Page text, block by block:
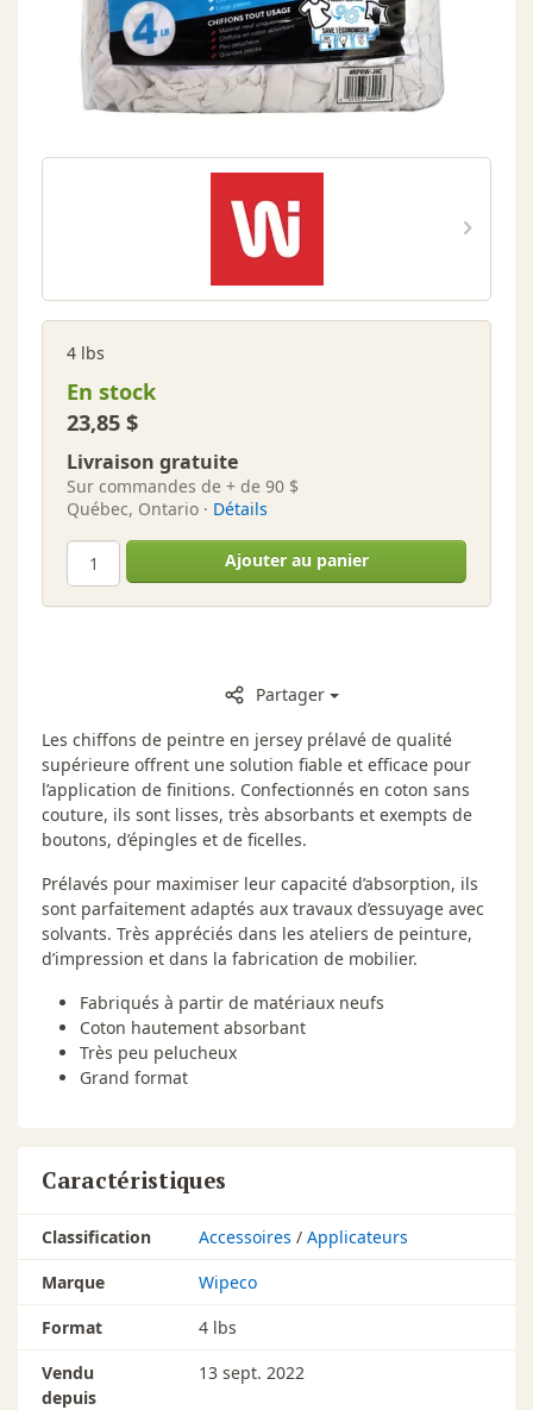
4 lbs
En stock
23,85 $
Livraison gratuite
Sur commandes de + de 90 $
Québec, Ontario · Détails
Ajouter au panier
Partager
Les chiffons de peintre en jersey prélavé de qualité
supérieure offrent une solution fiable et efficace pour
l’application de finitions. Confectionnés en coton sans
couture, ils sont lisses, très absorbants et exempts de
boutons, d’épingles et de ficelles.
Prélavés pour maximiser leur capacité d’absorption, ils
sont parfaitement adaptés aux travaux d’essuyage avec
solvants. Très appréciés dans les ateliers de peinture,
d’impression et dans la fabrication de mobilier.
Fabriqués à partir de matériaux neufs
Coton hautement absorbant
Très peu pelucheux
Grand format
Caractéristiques
Classification Accessoires / Applicateurs
Marque
Wipeco
Format
4 lbs
Vendu
depuis
13 sept. 2022